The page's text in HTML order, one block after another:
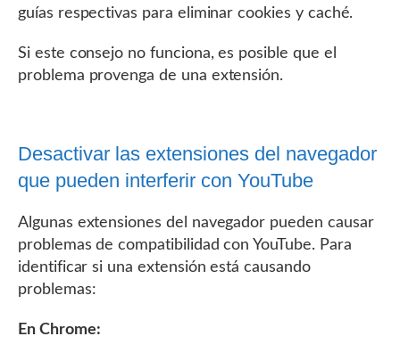
guías respectivas para eliminar cookies y caché.
Si este consejo no funciona, es posible que el
problema provenga de una extensión.
Desactivar las extensiones del navegador
que pueden interferir con YouTube
Algunas extensiones del navegador pueden causar
problemas de compatibilidad con YouTube. Para
identificar si una extensión está causando
problemas:
En Chrome: